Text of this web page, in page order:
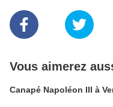
Vous aimerez
Canapé Napoléon III à